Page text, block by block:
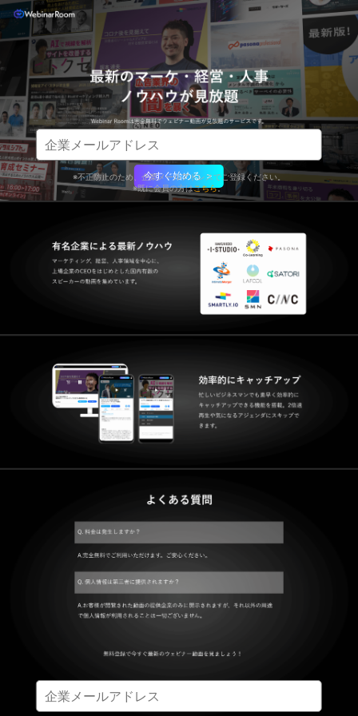
今すぐ始める ＞
※不正防止のため、企業メールアドレスでご登録ください。
※既に会員の方はこちら。